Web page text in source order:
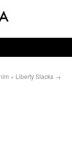
× Liberty Slacks →